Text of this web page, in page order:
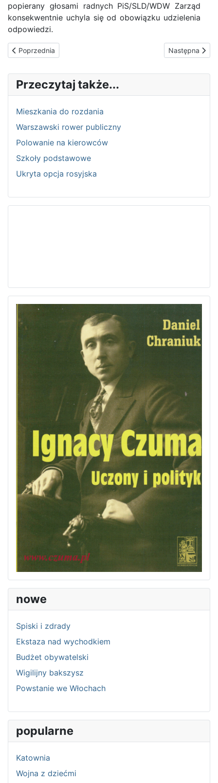
popierany głosami radnych PiS/SLD/WDW Zarząd
konsekwentnie uchyla się od obowiązku udzielenia
odpowiedzi.
Poprzednia strona: Historia Włoch
Poprzednia Następna
Następna
Przeczytaj także...
Mieszkania do rozdania
Warszawski rower publiczny
Polowanie na kierowców
Szkoły podstawowe
Ukryta opcja rosyjska
nowe
Spiski i zdrady
Ekstaza nad wychodkiem
Budżet obywatelski
Wigilijny bakszysz
Powstanie we Włochach
popularne
Katownia
Wojna z dziećmi